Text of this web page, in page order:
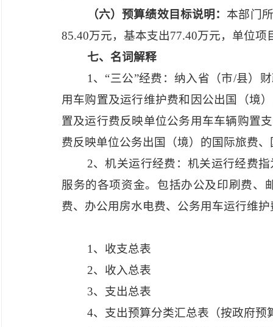
（六）预算绩效目标说明： 本部门
85.40万元，基本支出77.40万元，单位
七、名词解释
1、“三公”经费：纳入省（市/县）
用车购置及运行维护费和因公出国（境
置及运行费反映单位公务用车车辆购置
费反映单位公务出国（境）的国际旅费
2、机关运行经费：机关运行经费
服务的各项资金。包括办公及印刷费、
费、办公用房水电费、公务用车运行维
1、收支总表
2、收入总表
3、支出总表
4、支出预算分类汇总表（按政府预